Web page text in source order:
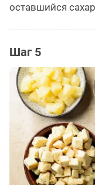
оставшийся
Шаг 5